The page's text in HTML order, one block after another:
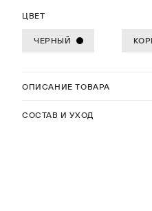
ОПИСАНИЕ ТОВАРА
СОСТАВ И УХОД
ЦВЕТ
ЧЕРНЫЙ